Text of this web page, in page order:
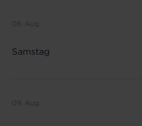
08. Aug.
Samstag
09. Aug.